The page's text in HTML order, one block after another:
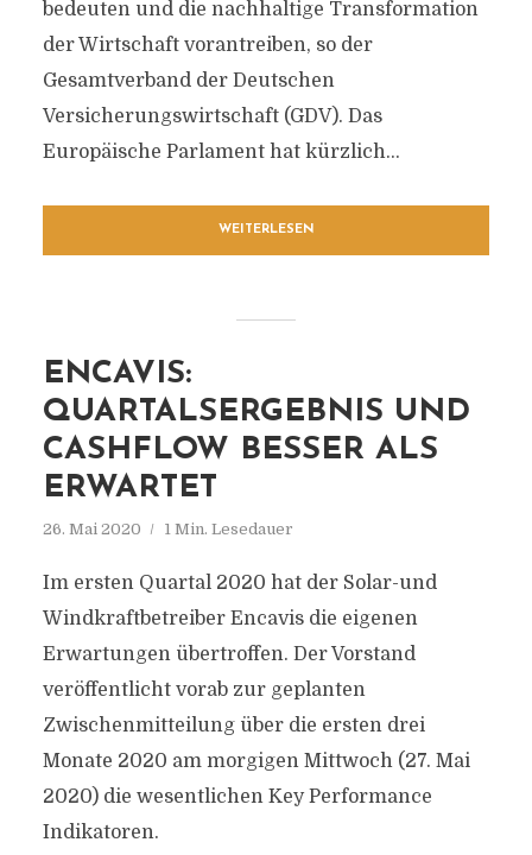
bedeuten und die nachhaltige Transformation
der Wirtschaft vorantreiben, so der
Gesamtverband der Deutschen
Versicherungswirtschaft (GDV). Das
Europäische Parlament hat kürzlich...
WEITERLESEN
ENCAVIS:
QUARTALSERGEBNIS UND
CASHFLOW BESSER ALS
ERWARTET
26. Mai 2020 1 Min. Lesedauer
Im ersten Quartal 2020 hat der Solar-und
Windkraftbetreiber Encavis die eigenen
Erwartungen übertroffen. Der Vorstand
veröffentlicht vorab zur geplanten
Zwischenmitteilung über die ersten drei
Monate 2020 am morgigen Mittwoch (27. Mai
2020) die wesentlichen Key Performance
Indikatoren.